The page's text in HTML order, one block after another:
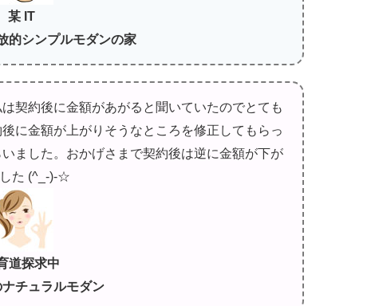
某 IT
的シンプルモダンの家
契約後に金額があがると聞いていたのでとても
に金額が上がりそうなところを修正してもらっ
ました。おかげさまで契約後は逆に金額が下が
た (^_-)-☆
道探求中
チュラルモダン